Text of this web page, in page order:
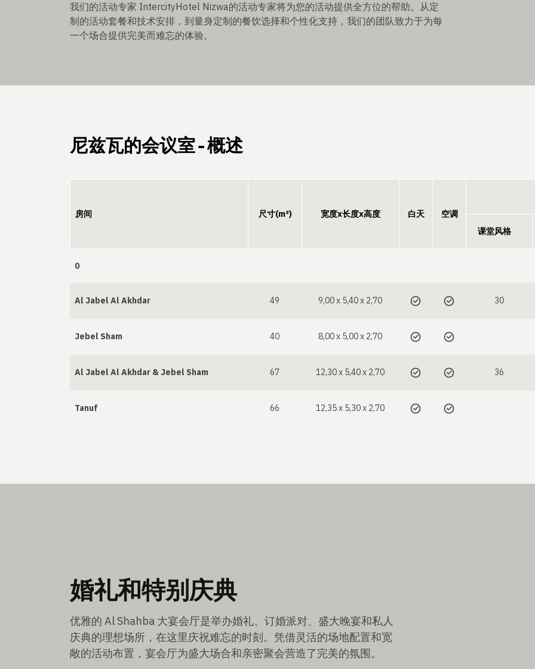
我们的活动专家 IntercityHotel Nizwa的活动专家将为您的活动提供全方位的帮助。从定
制的活动套餐和技术安排，到量身定制的餐饮选择和个性化支持，我们的团队致力于为每
一个场合提供完美而难忘的体验。
尼兹瓦的会议室 - 概述
房间 尺寸(m²) 宽度x长度x高度 白天 空调
课堂风格
0
Al Jabel Al Akhdar 49 9,00 x 5,40 x 2,70 30
Jebel Sham 40 8,00 x 5,00 x 2,70
Al Jabel Al Akhdar & Jebel Sham 67 12,30 x 5,40 x 2,70 36
Tanuf 66 12,35 x 5,30 x 2,70
婚礼和特别庆典
优雅的 Al Shahba 大宴会厅是举办婚礼、订婚派对、盛大晚宴和私人
庆典的理想场所，在这里庆祝难忘的时刻。凭借灵活的场地配置和宽
敞的活动布置，宴会厅为盛大场合和亲密聚会营造了完美的氛围。